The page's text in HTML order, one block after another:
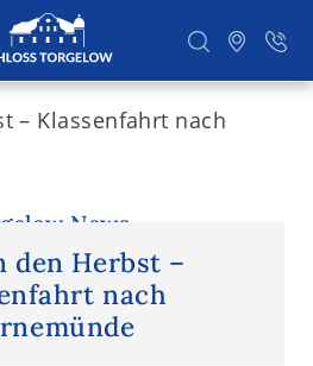
News
den Herbst –
nach